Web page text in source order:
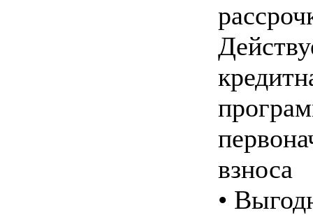
взноса
•